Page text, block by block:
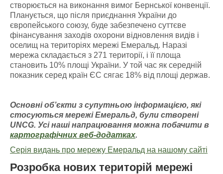
створюється на виконання вимог Бернської конвенції.
Планується, що після приєднання України до
європейського союзу, буде забезпечено суттєве
фінансування заходів охорони відновлення видів і
оселищ на територіях мережі Емеральд. Наразі
мережа складається з 271 території, і її площа
становить 10% площі України. У той час як середній
показник серед країн ЄС сягає 18% від площі держав.
Основні об’єкти з супутньою інформацією, які
стосуються мережі Емеральд, були створені
UNCG. Усі наші напрацювання можна побачити в
картографічних веб-додатках.
Серія видань про мережу Емеральд на нашому сайті
Розробка нових територій мережі